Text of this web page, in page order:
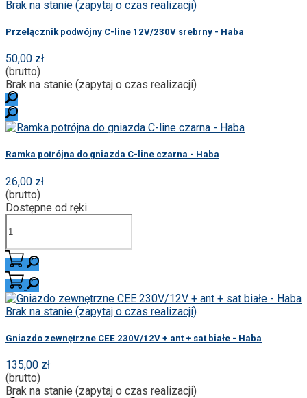
Brak na stanie (zapytaj o czas realizacji)
Przełącznik podwójny C-line 12V/230V srebrny - Haba
50,00 zł
(brutto)
Brak na stanie (zapytaj o czas realizacji)
Ramka potrójna do gniazda C-line czarna - Haba
26,00 zł
(brutto)
Dostępne od ręki
Brak na stanie (zapytaj o czas realizacji)
Gniazdo zewnętrzne CEE 230V/12V + ant + sat białe - Haba
135,00 zł
(brutto)
Brak na stanie (zapytaj o czas realizacji)